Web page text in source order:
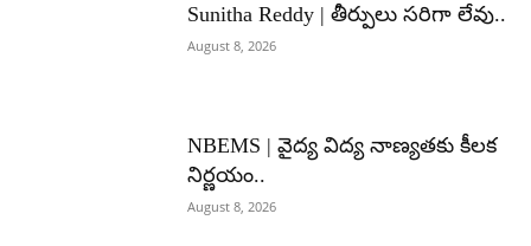
Sunitha Reddy | తీర్పులు సరిగా లేవు..
August 8, 2026
NBEMS | వైద్య విద్య నాణ్యతకు కీలక
నిర్ణయం..
August 8, 2026